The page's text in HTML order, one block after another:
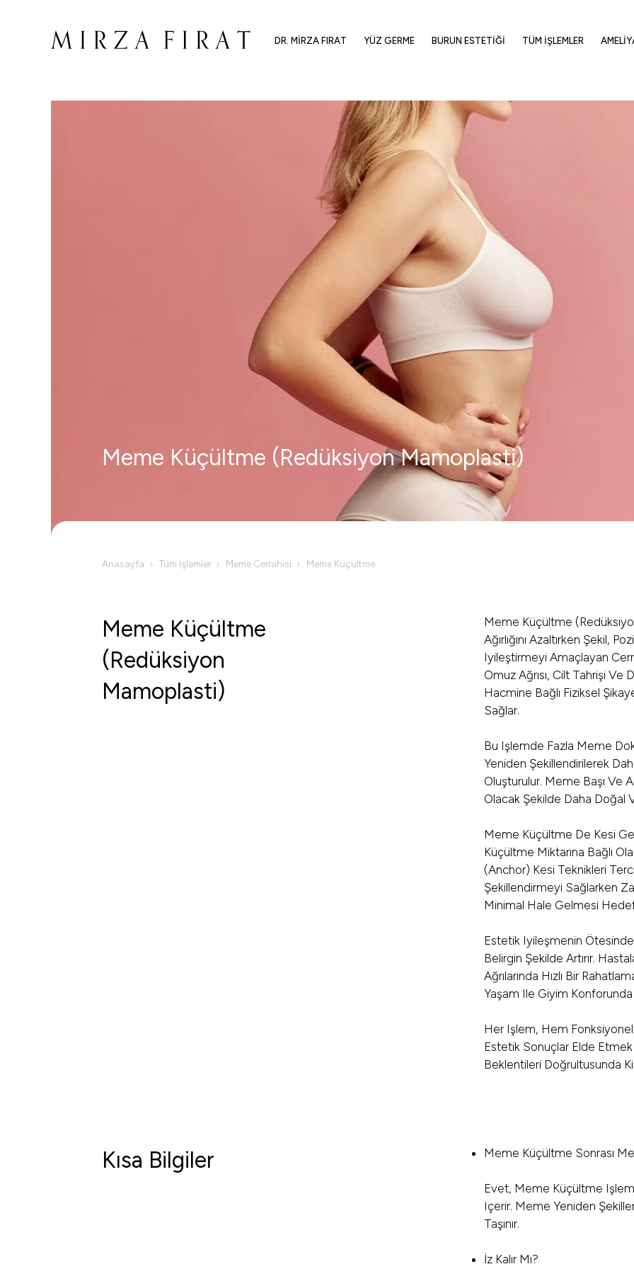
DR. MIRZA FIRAT YÜZ GERME BURUN ESTETIĞI TÜM İŞLEMLER
Meme Küçültme (Redüksiyon Mamoplasti)
Anasayfa Tüm İşlemler Meme Cerrahisi Meme Küçültme
Meme Küçültme
(Redüksiyon
Mamoplasti)
Meme Küçültme
Ağırlığını Azaltırken Şekil,
Iyileştirmeyi Amaçlayan
Omuz Ağrısı, Cilt Tahrişi
Hacmine Bağlı Fiziksel
Sağlar.
Bu Işlemde Fazla Meme
Yeniden Şekillendirilerek
Oluşturulur. Meme Başı Ve
Olacak Şekilde Daha Doğal
Meme Küçültme De Kesi
Küçültme Miktarına Bağlı
(anchor) Kesi Teknikleri
Şekillendirmeyi Sağlarken
Minimal Hale Gelmesi
Estetik Iyileşmenin
Belirgin Şekilde Artırır.
Ağrılarında Hızlı Bir
Yaşam Ile Giyim
Her Işlem, Hem
Estetik Sonuçlar Elde Etmek
Beklentileri Doğrultusunda
Kısa Bilgiler Meme Küçültme Sonrası
Evet, Meme Küçültme
Içerir. Meme Yeniden
Taşınır.
İz Kalır Mı?